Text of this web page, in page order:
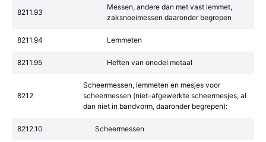
8211.93
Messen, andere dan met vast lemmet,
zaksnoeimessen daaronder begrepen
8211.94 Lemmeten
8211.95 Heften van onedel metaal
8212
Scheermessen, lemmeten en mesjes voor
scheermessen (niet-afgewerkte scheermesjes, al
dan niet in bandvorm, daaronder begrepen):
8212.10 Scheermessen